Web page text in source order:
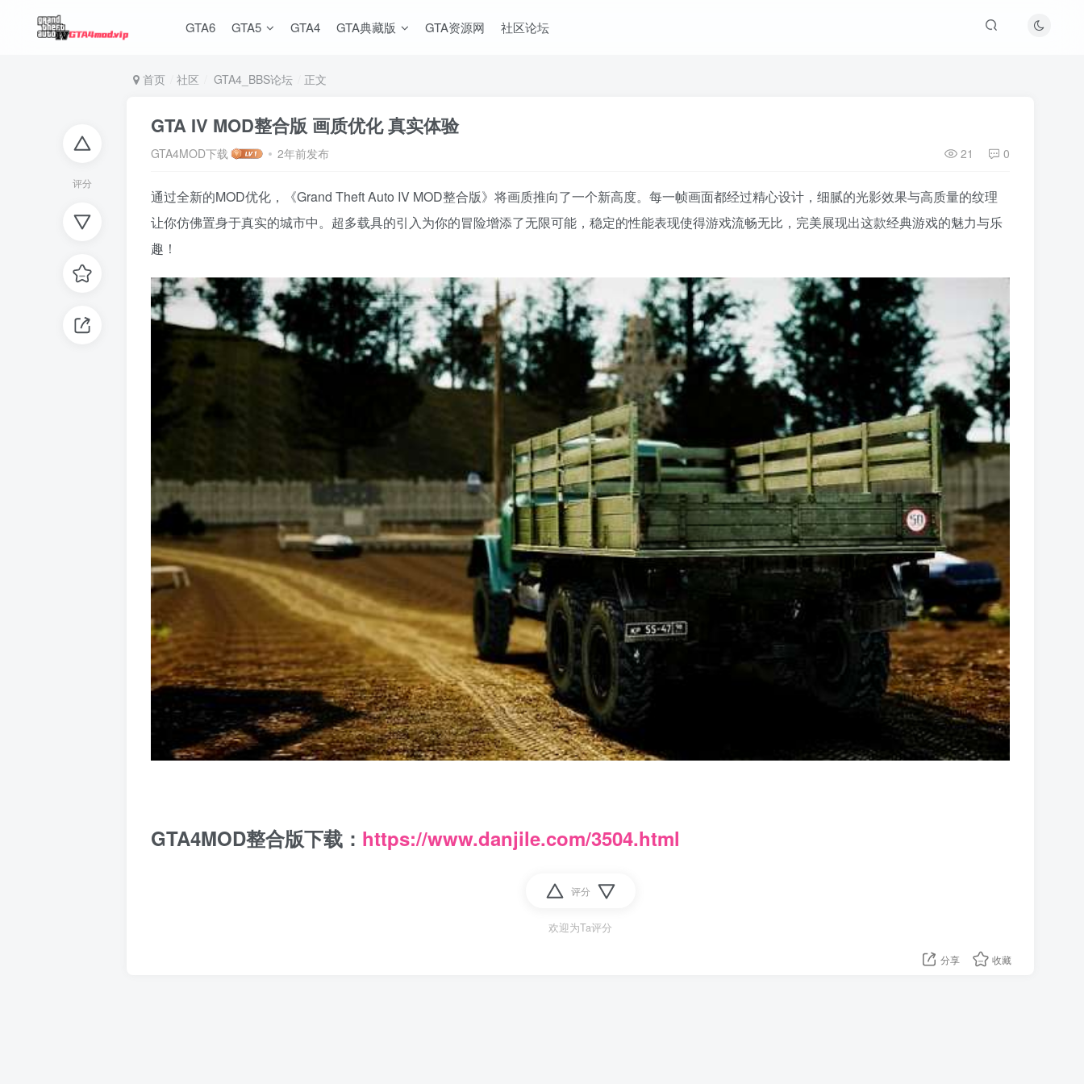
GTA6 GTA5 GTA4 GTA典藏版 GTA资源网 社区论坛
评分
首页 社区 GTA4_BBS论坛 正文
GTA IV MOD整合版 画质优化 真实体验
GTA4MOD下载 2年前发布 21 0
通过全新的MOD优化，《Grand Theft Auto IV MOD整合版》将画质推向了一个新高度。每一帧画面都经过精心设计，细腻的光影效果与高质量的纹理
让你仿佛置身于真实的城市中。超多载具的引入为你的冒险增添了无限可能，稳定的性能表现使得游戏流畅无比，完美展现出这款经典游戏的魅力与乐
趣！
GTA4MOD整合版下载： https://www.danjile.com/3504.html
评分
欢迎为Ta评分
分享 收藏